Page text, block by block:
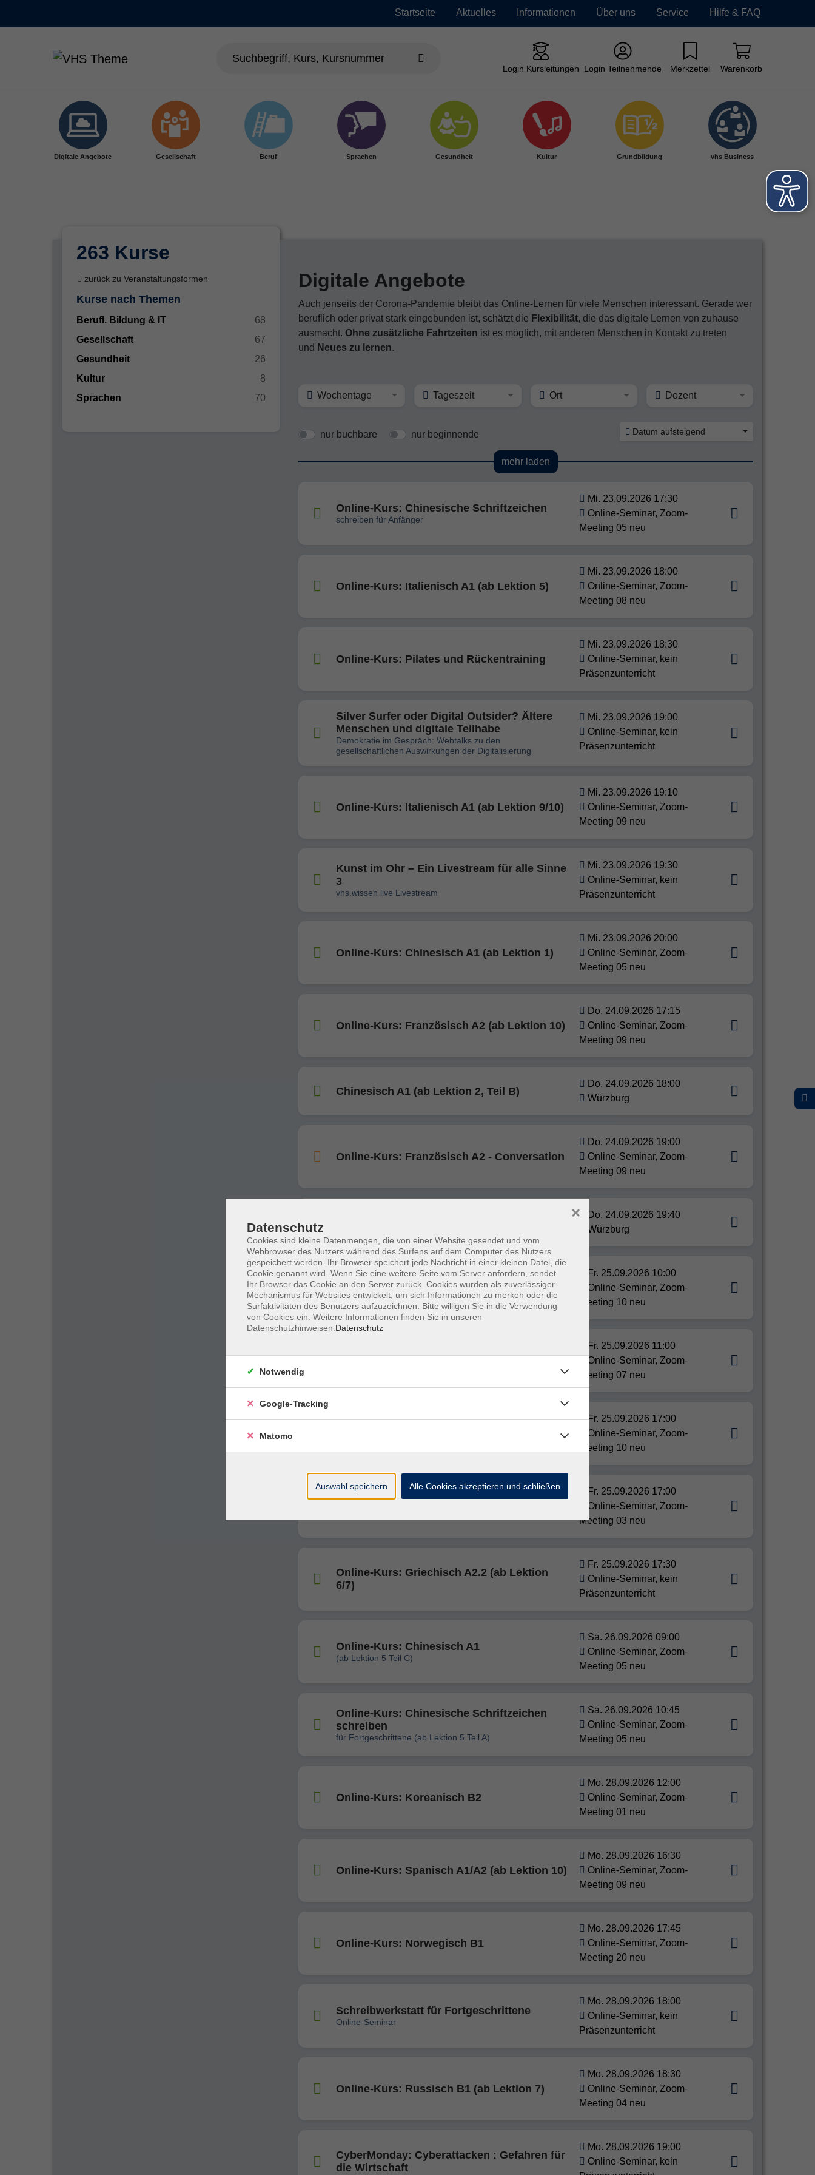
Startseite Aktuelles Informationen Über uns Service Hilfe & FAQ
Login Kursleitungen Login Teilnehmende Merkzettel Warenkorb
Digitale Angebote Gesellschaft Beruf Sprachen Gesundheit Kultur Grundbildung vhs Business
263 Kurse
zurück zu Veranstaltungsformen
Kurse nach Themen
Berufl. Bildung & IT
68
Gesellschaft
67
Gesundheit
26
Kultur
8
Sprachen
70
Digitale Angebote
Auch jenseits der Corona-Pandemie bleibt das Online-Lernen für viele Menschen interessant. Gerade wer
beruflich oder privat stark eingebunden ist, schätzt die Flexibilität, die das digitale Lernen von zuhause
ausmacht. Ohne zusätzliche Fahrtzeiten ist es möglich, mit anderen Menschen in Kontakt zu treten
und Neues zu lernen.
Wochentage Tageszeit Ort Dozent
nur buchbare nur beginnende Datum aufsteigend
mehr laden
Online-Kurs: Chinesische Schriftzeichen
schreiben für Anfänger
Mi. 23.09.2026 17:30
Online-Seminar, Zoom-
Meeting 05 neu
Online-Kurs: Italienisch A1 (ab Lektion 5)
Mi. 23.09.2026 18:00
Online-Seminar, Zoom-
Meeting 08 neu
Online-Kurs: Pilates und Rückentraining
Mi. 23.09.2026 18:30
Online-Seminar, kein
Präsenzunterricht
Silver Surfer oder Digital Outsider? Ältere
Menschen und digitale Teilhabe
Demokratie im Gespräch: Webtalks zu den
gesellschaftlichen Auswirkungen der Digitalisierung
Mi. 23.09.2026 19:00
Online-Seminar, kein
Präsenzunterricht
Online-Kurs: Italienisch A1 (ab Lektion 9/10)
Mi. 23.09.2026 19:10
Online-Seminar, Zoom-
Meeting 09 neu
Kunst im Ohr – Ein Livestream für alle Sinne
3
vhs.wissen live Livestream
Mi. 23.09.2026 19:30
Online-Seminar, kein
Präsenzunterricht
Online-Kurs: Chinesisch A1 (ab Lektion 1)
Mi. 23.09.2026 20:00
Online-Seminar, Zoom-
Meeting 05 neu
Online-Kurs: Französisch A2 (ab Lektion 10)
Do. 24.09.2026 17:15
Online-Seminar, Zoom-
Meeting 09 neu
Chinesisch A1 (ab Lektion 2, Teil B)
Do. 24.09.2026 18:00
Würzburg
Online-Kurs: Französisch A2 - Conversation
Do. 24.09.2026 19:00
Online-Seminar, Zoom-
Meeting 09 neu
Do. 24.09.2026 19:40
Würzburg
Online-Kurs: Italienisch B2/C1
Fr. 25.09.2026 10:00
Online-Seminar, Zoom-
Meeting 10 neu
Online-Kurs: Spanisch B2 (ab Lektion 3) +
Fr. 25.09.2026 11:00
Online-Seminar, Zoom-
Meeting 07 neu
Fr. 25.09.2026 17:00
Online-Seminar, Zoom-
Meeting 10 neu
Online-Kurs: Portugiesisch A1 (ab Lektion 5)
Fr. 25.09.2026 17:00
Online-Seminar, Zoom-
Meeting 03 neu
Online-Kurs: Griechisch A2.2 (ab Lektion
6/7)
Fr. 25.09.2026 17:30
Online-Seminar, kein
Präsenzunterricht
Online-Kurs: Chinesisch A1
(ab Lektion 5 Teil C)
Sa. 26.09.2026 09:00
Online-Seminar, Zoom-
Meeting 05 neu
Online-Kurs: Chinesische Schriftzeichen
schreiben
für Fortgeschrittene (ab Lektion 5 Teil A)
Sa. 26.09.2026 10:45
Online-Seminar, Zoom-
Meeting 05 neu
Online-Kurs: Koreanisch B2
Mo. 28.09.2026 12:00
Online-Seminar, Zoom-
Meeting 01 neu
Online-Kurs: Spanisch A1/A2 (ab Lektion 10)
Mo. 28.09.2026 16:30
Online-Seminar, Zoom-
Meeting 09 neu
Online-Kurs: Norwegisch B1
Mo. 28.09.2026 17:45
Online-Seminar, Zoom-
Meeting 20 neu
Schreibwerkstatt für Fortgeschrittene
Online-Seminar
Mo. 28.09.2026 18:00
Online-Seminar, kein
Präsenzunterricht
Online-Kurs: Russisch B1 (ab Lektion 7)
Mo. 28.09.2026 18:30
Online-Seminar, Zoom-
Meeting 04 neu
CyberMonday: Cyberattacken : Gefahren für
die Wirtschaft
Mo. 28.09.2026 19:00
Online-Seminar, kein
Datenschutz
Cookies sind kleine Datenmengen, die von einer Website gesendet und vom
Webbrowser des Nutzers während des Surfens auf dem Computer des Nutzers
gespeichert werden. Ihr Browser speichert jede Nachricht in einer kleinen Datei, die
Cookie genannt wird. Wenn Sie eine weitere Seite vom Server anfordern, sendet
Ihr Browser das Cookie an den Server zurück. Cookies wurden als zuverlässiger
Mechanismus für Websites entwickelt, um sich Informationen zu merken oder die
Surfaktivitäten des Benutzers aufzuzeichnen. Bitte willigen Sie in die Verwendung
von Cookies ein. Weitere Informationen finden Sie in unseren
Datenschutzhinweisen. Datenschutz
×
Notwendig
Google-Tracking
Matomo
Auswahl speichern Alle Cookies akzeptieren und schließen